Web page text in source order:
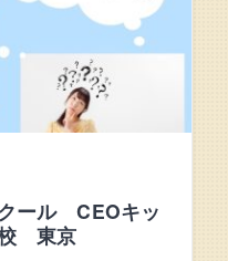
ール CEOキッ
東京